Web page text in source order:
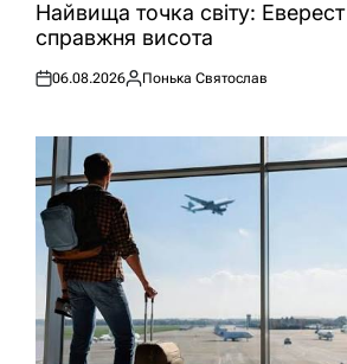
УНайвища точка світу:
справжня висота
Оприлюднено
06.08.2026
Опубліковано
Понька Святослав